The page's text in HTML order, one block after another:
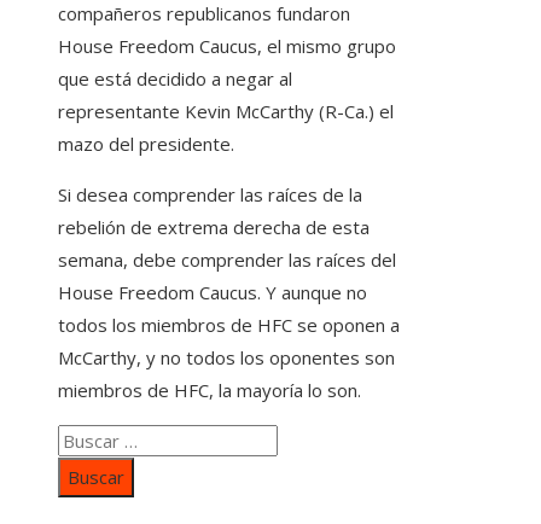
compañeros republicanos fundaron
House Freedom Caucus, el mismo grupo
que está decidido a negar al
representante Kevin McCarthy (R-Ca.) el
mazo del presidente.
Si desea comprender las raíces de la
rebelión de extrema derecha de esta
semana, debe comprender las raíces del
House Freedom Caucus. Y aunque no
todos los miembros de HFC se oponen a
McCarthy, y no todos los oponentes son
miembros de HFC, la mayoría lo son.
Buscar: